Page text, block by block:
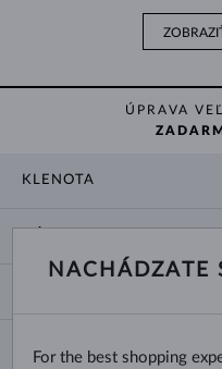
ÚPRAVA
KLENOTA
O NÁS
DODANIE A PLATBA ZA TOVAR
VÝBER SVADOBNÝCH OBRÚČOK
TYPY A DĹŽKY RETIAZOK
NACHÁDZATE
For the best shopping